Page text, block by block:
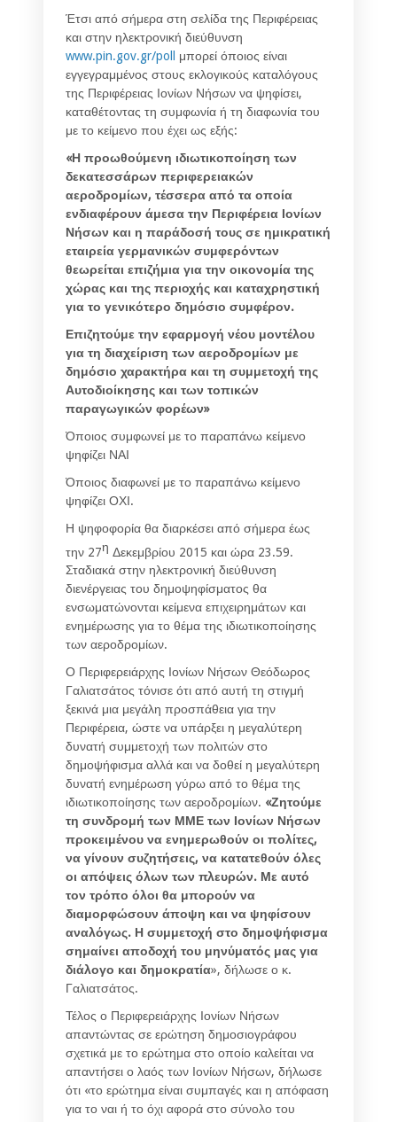
Έτσι από σήμερα στη σελίδα της Περιφέρειας
και στην ηλεκτρονική διεύθυνση
www.pin.gov.gr/poll
μπορεί όποιος είναι
εγγεγραμμένος στους εκλογικούς καταλόγους
της Περιφέρειας Ιονίων Νήσων να ψηφίσει,
καταθέτοντας τη συμφωνία ή τη διαφωνία του
με το κείμενο που έχει ως εξής:
«Η προωθούμενη ιδιωτικοποίηση των
δεκατεσσάρων περιφερειακών
αεροδρομίων, τέσσερα από τα οποία
ενδιαφέρουν άμεσα την Περιφέρεια Ιονίων
Νήσων και η παράδοσή τους σε ημικρατική
εταιρεία γερμανικών συμφερόντων
θεωρείται επιζήμια για την οικονομία της
χώρας και της περιοχής και καταχρηστική
για το γενικότερο δημόσιο συμφέρον.
Επιζητούμε την εφαρμογή νέου μοντέλου
για τη διαχείριση των αεροδρομίων με
δημόσιο χαρακτήρα και τη συμμετοχή της
Αυτοδιοίκησης και των τοπικών
παραγωγικών φορέων»
Όποιος συμφωνεί με το παραπάνω κείμενο
ψηφίζει ΝΑΙ
Όποιος διαφωνεί με το παραπάνω κείμενο
ψηφίζει ΟΧΙ.
Η ψηφοφορία θα διαρκέσει από σήμερα έως
την 27η Δεκεμβρίου 2015 και ώρα 23.59.
Σταδιακά στην ηλεκτρονική διεύθυνση
διενέργειας του δημοψηφίσματος θα
ενσωματώνονται κείμενα επιχειρημάτων και
ενημέρωσης για το θέμα της ιδιωτικοποίησης
των αεροδρομίων.
Ο Περιφερειάρχης Ιονίων Νήσων Θεόδωρος
Γαλιατσάτος τόνισε ότι από αυτή τη στιγμή
ξεκινά μια μεγάλη προσπάθεια για την
Περιφέρεια, ώστε να υπάρξει η μεγαλύτερη
δυνατή συμμετοχή των πολιτών στο
δημοψήφισμα αλλά και να δοθεί η μεγαλύτερη
δυνατή ενημέρωση γύρω από το θέμα της
ιδιωτικοποίησης των αεροδρομίων. «Ζητούμε
τη συνδρομή των ΜΜΕ των Ιονίων Νήσων
προκειμένου να ενημερωθούν οι πολίτες,
να γίνουν συζητήσεις, να κατατεθούν όλες
οι απόψεις όλων των πλευρών. Με αυτό
τον τρόπο όλοι θα μπορούν να
διαμορφώσουν άποψη και να ψηφίσουν
αναλόγως. Η συμμετοχή στο δημοψήφισμα
σημαίνει αποδοχή του μηνύματός μας για
διάλογο και δημοκρατία», δήλωσε ο κ.
Γαλιατσάτος.
Τέλος ο Περιφερειάρχης Ιονίων Νήσων
απαντώντας σε ερώτηση δημοσιογράφου
σχετικά με το ερώτημα στο οποίο καλείται να
απαντήσει ο λαός των Ιονίων Νήσων, δήλωσε
ότι «το ερώτημα είναι συμπαγές και η απόφαση
για το ναι ή το όχι αφορά στο σύνολο του